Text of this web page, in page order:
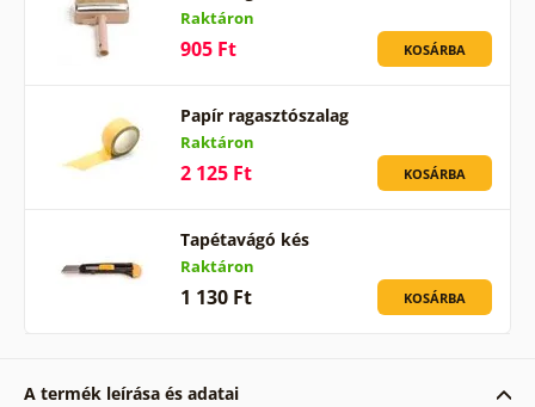
Raktáron
905 Ft KOSÁRBA
Papír ragasztószalag
Raktáron
2 125 Ft KOSÁRBA
Tapétavágó kés
Raktáron
1 130 Ft KOSÁRBA
A termék leírása és adatai